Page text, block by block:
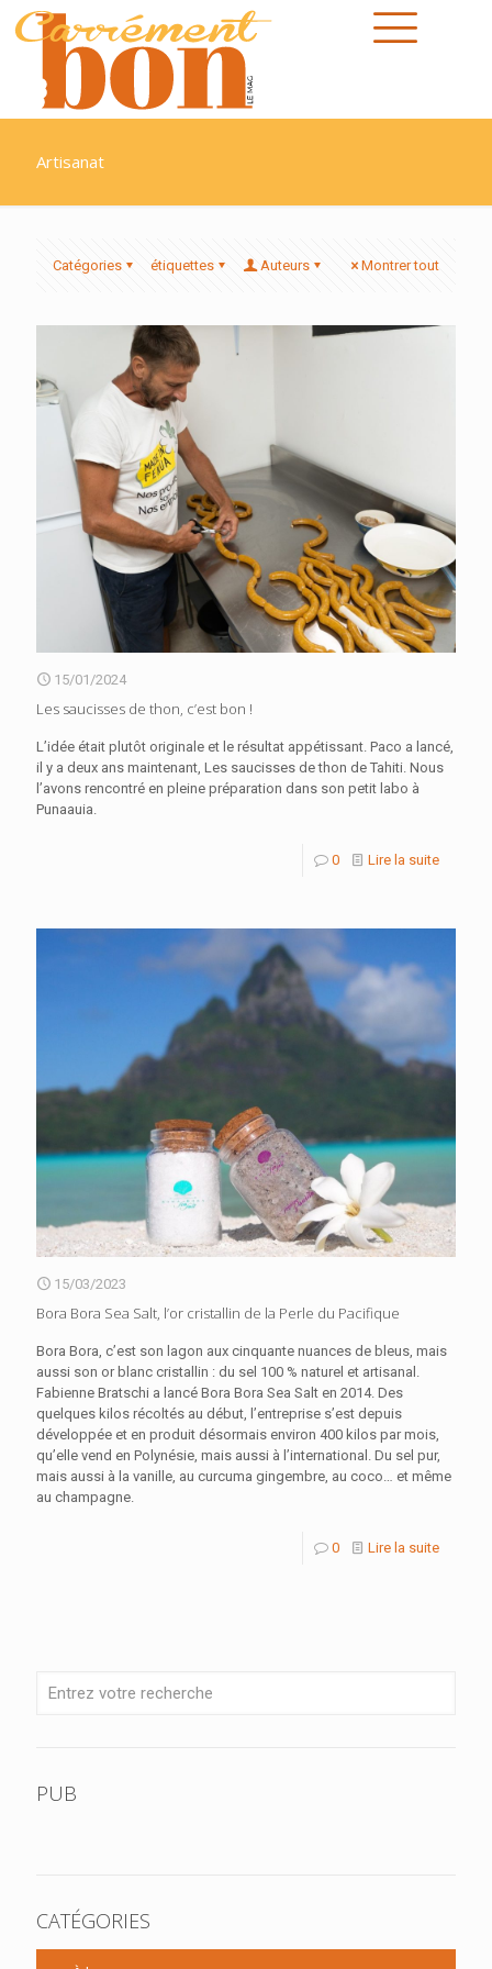
Artisanat
Catégories étiquettes Auteurs Montrer tout
15/01/2024
Les saucisses de thon, c’est bon !
L’idée était plutôt originale et le résultat appétissant. Paco a lancé,
il y a deux ans maintenant, Les saucisses de thon de Tahiti. Nous
l’avons rencontré en pleine préparation dans son petit labo à
Punaauia.
0 Lire la suite
15/03/2023
Bora Bora Sea Salt, l’or cristallin de la Perle du Pacifique
Bora Bora, c’est son lagon aux cinquante nuances de bleus, mais
aussi son or blanc cristallin : du sel 100 % naturel et artisanal.
Fabienne Bratschi a lancé Bora Bora Sea Salt en 2014. Des
quelques kilos récoltés au début, l’entreprise s’est depuis
développée et en produit désormais environ 400 kilos par mois,
qu’elle vend en Polynésie, mais aussi à l’international. Du sel pur,
mais aussi à la vanille, au curcuma gingembre, au coco… et même
au champagne.
0 Lire la suite
PUB
CATÉGORIES